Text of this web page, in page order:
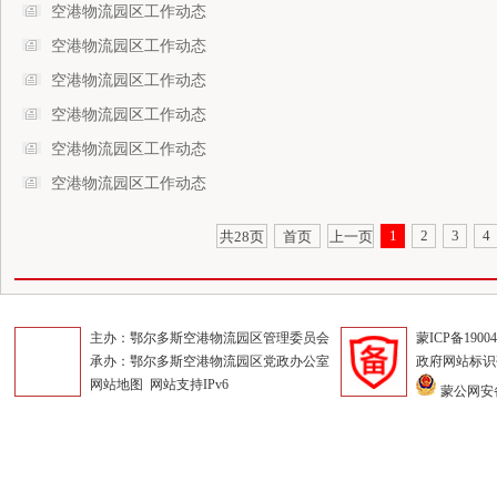
空港物流园区工作动态
空港物流园区工作动态
空港物流园区工作动态
空港物流园区工作动态
空港物流园区工作动态
空港物流园区工作动态
共28页 首页 上一页 1 2 3 4
主办：鄂尔多斯空港物流园区管理委员会
承办：鄂尔多斯空港物流园区党政办公室
网站地图
网站支持IPv6
蒙ICP备
政府网站标识
蒙公网安